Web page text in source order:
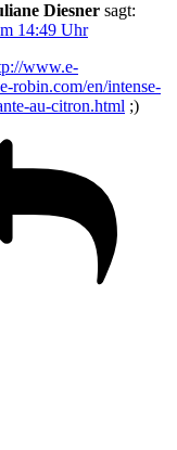
Diesner sagt:
14:49 Uhr
www.e-
robin.com/en/intense-
au-citron.html ;)